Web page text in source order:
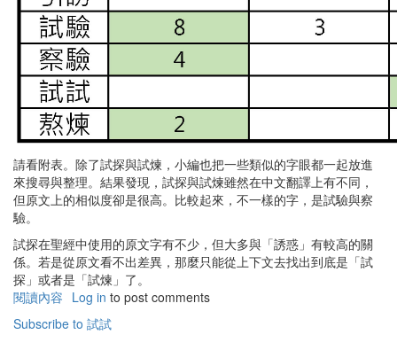
請看附表。除了試探與試煉，小編也把一些類似的字眼都一起放進
來搜尋與整理。結果發現，試探與試煉雖然在中文翻譯上有不同，
但原文上的相似度卻是很高。比較起來，不一樣的字，是試驗與察
驗。
試探在聖經中使用的原文字有不少，但大多與「誘惑」有較高的關
係。若是從原文看不出差異，那麼只能從上下文去找出到底是「試
探」或者是「試煉」了。
閱讀內容 有
聖
Log in to post comments
Subscribe to 試試